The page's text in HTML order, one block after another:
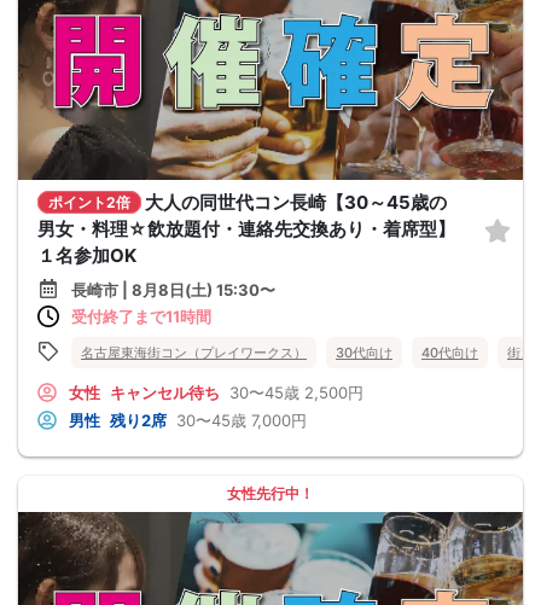
ポイント2倍
大人の同世代コン長崎【30～45歳の
男女・料理☆飲放題付・連絡先交換あり・着席型】
１名参加OK
長崎市 | 8月8日(土) 15:30〜
受付終了まで11時間
名古屋東海街コン（プレイワークス） 30代向け 40代向け 街コ
女性 キャンセル待ち 30〜45歳 2,500円
男性 残り2席 30〜45歳 7,000円
女性先行中！